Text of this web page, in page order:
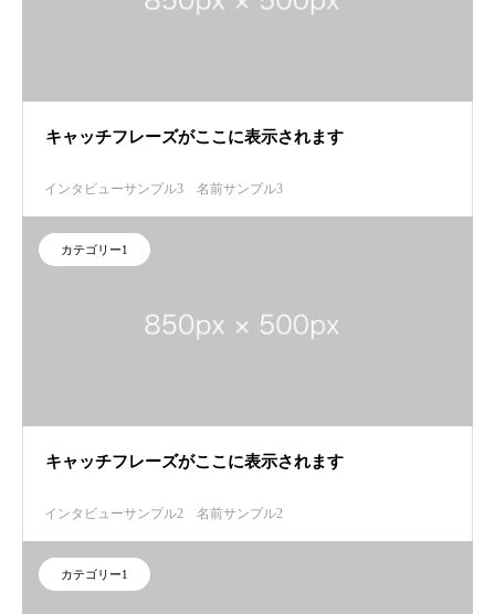
キャッチフレーズがここに表示されます
インタビューサンプル3 名前サンプル3
カテゴリー1
キャッチフレーズがここに表示されます
インタビューサンプル2 名前サンプル2
カテゴリー1